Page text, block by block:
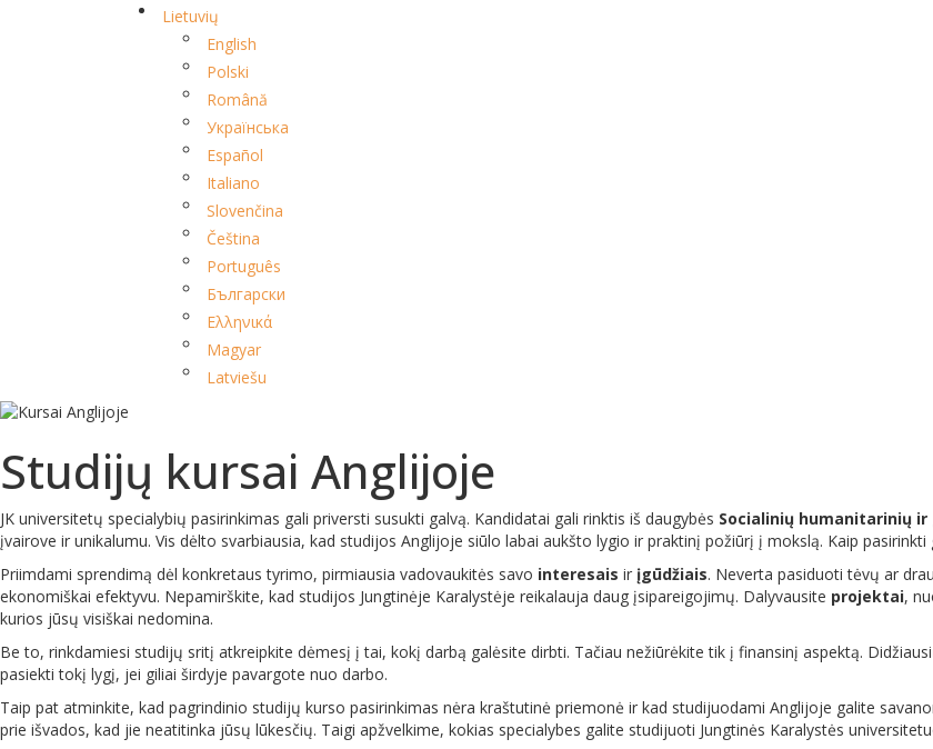
Lietuvių
English
Polski
Română
Українська
Español
Italiano
Slovenčina
Čeština
Português
Български
Ελληνικά
Magyar
Latviešu
Studijų kursai Anglijoje
JK universitetų specialybių pasirinkimas gali priversti susukti galvą. Kandidatai gali rinktis iš daugybės Socialinių humanitarinių
įvairove ir unikalumu. Vis dėlto svarbiausia, kad studijos Anglijoje siūlo labai aukšto lygio ir praktinį požiūrį į mokslą. Kaip pasirinkti
Priimdami sprendimą dėl konkretaus tyrimo, pirmiausia vadovaukitės savo interesais ir įgūdžiais. Neverta pasiduoti tėvų ar
ekonomiškai efektyvu. Nepamirškite, kad studijos Jungtinėje Karalystėje reikalauja daug įsipareigojimų. Dalyvausite projektai,
kurios jūsų visiškai nedomina.
Be to, rinkdamiesi studijų sritį atkreipkite dėmesį į tai, kokį darbą galėsite dirbti. Tačiau nežiūrėkite tik į finansinį aspektą.
pasiekti tokį lygį, jei giliai širdyje pavargote nuo darbo.
Taip pat atminkite, kad pagrindinio studijų kurso pasirinkimas nėra kraštutinė priemonė ir kad studijuodami Anglijoje galite
prie išvados, kad jie neatitinka jūsų lūkesčių. Taigi apžvelkime, kokias specialybes galite studijuoti Jungtinės Karalystės